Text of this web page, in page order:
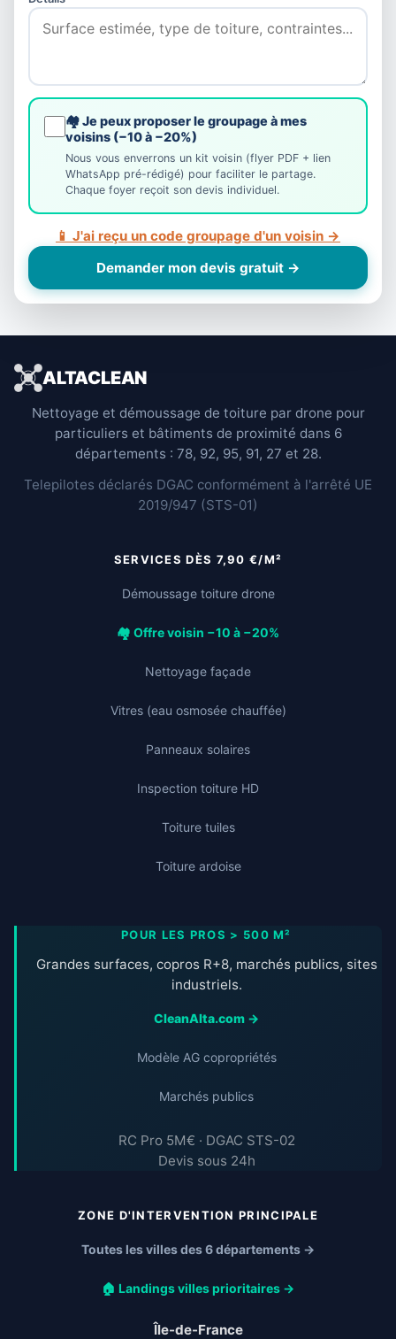
🏘️ Je peux proposer le groupage à mes
voisins (−10 à −20%)
Nous vous enverrons un kit voisin (flyer PDF + lien
WhatsApp pré-rédigé) pour faciliter le partage.
Chaque foyer reçoit son devis individuel.
📱 J'ai reçu un code groupage d'un voisin →
Demander mon devis gratuit →
ALTACLEAN
Nettoyage et démoussage de toiture par drone pour
particuliers et bâtiments de proximité dans 6
départements : 78, 92, 95, 91, 27 et 28.
Telepilotes déclarés DGAC conformément à l'arrêté UE
2019/947 (STS-01)
SERVICES DÈS 7,90 €/M²
Démoussage toiture drone
🏘️ Offre voisin −10 à −20%
Nettoyage façade
Vitres (eau osmosée chauffée)
Panneaux solaires
Inspection toiture HD
Toiture tuiles
Toiture ardoise
POUR LES PROS > 500 M²
Grandes surfaces, copros R+8, marchés publics, sites
industriels.
CleanAlta.com →
Modèle AG copropriétés
Marchés publics
RC Pro 5M€ · DGAC STS-02
Devis sous 24h
ZONE D'INTERVENTION PRINCIPALE
Toutes les villes des 6 départements →
🏠 Landings villes prioritaires →
Île-de-France